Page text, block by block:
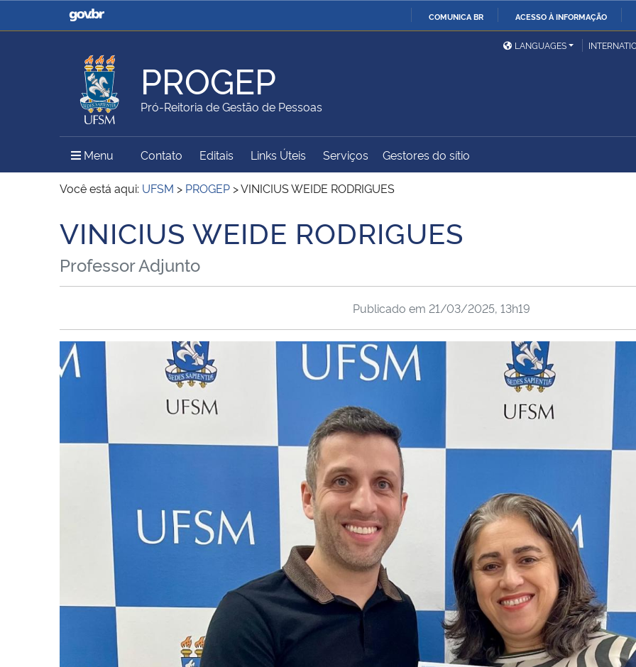
COMUNICA BR ACESSO À INFORMAÇÃO
Casa Civil
Ministério da Justiça e
Ministério da Defesa
Ministério das Relações
Exteriores
Ministério da Agricultura,
Pecuária e Abastecimento
Ministério da Educação
Ministério do Meio Ambiente Ministério do Turismo
Ministério do
Desenvolvimento Regional
Secretaria de Governo
Gabinete de Segurança
Advocacia-Geral da União
LANGUAGES
PROGEP
Pró-Reitoria de Gestão de Pessoas
Menu Menu Principal do Sítio
Contato Editais Links Úteis Serviços Gestores do sítio
Você está aqui: UFSM > PROGEP >VINICIUS WEIDE RODRIGUES
Início do conteúdo
VINICIUS WEIDE RODRIGUES
Professor Adjunto
Publicado em 21/03/2025, 13h19